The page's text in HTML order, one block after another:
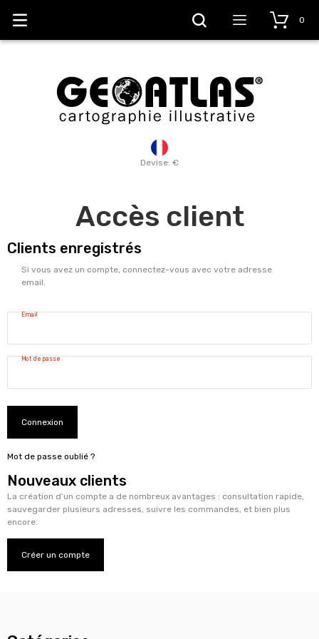
Devise: €
0
Accès client
Clients enregistrés
Si vous avez un compte, connectez-vous avec votre adresse
email.
Email
Mot de passe
Connexion
Mot de passe oublié ?
Nouveaux clients
La création d’un compte a de nombreux avantages : consultation rapide,
sauvegarder plusieurs adresses, suivre les commandes, et bien plus
encore.
Créer un compte